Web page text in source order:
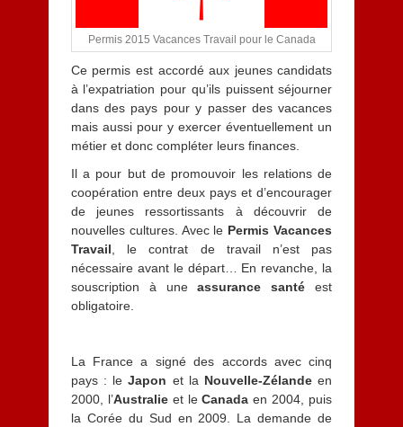
Permis 2015 Vacances Travail pour le Canada
Ce permis est accordé aux jeunes candidats
à l’expatriation pour qu’ils puissent séjourner
dans des pays pour y passer des vacances
mais aussi pour y exercer éventuellement un
métier et donc compléter leurs finances.
Il a pour but de promouvoir les relations de
coopération entre deux pays et d’encourager
de jeunes ressortissants à découvrir de
nouvelles cultures. Avec le Permis Vacances
Travail , le contrat de travail n’est pas
nécessaire avant le départ… En revanche, la
souscription à uneassurance santé est
obligatoire.
La France a signé des accords avec cinq
pays : leJapon et la Nouvelle-Zélande en
2000, l’Australieet leCanada en 2004, puis
la Corée du Sud en 2009. La demande de